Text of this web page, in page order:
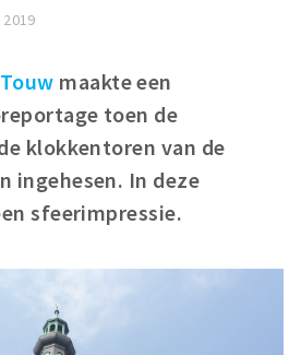
maakte een
toen de
klokkentoren van de
ingehesen. In deze
sfeerimpressie.